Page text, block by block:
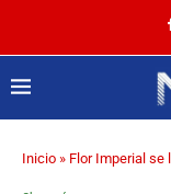
Inicio » Flor Imperial se